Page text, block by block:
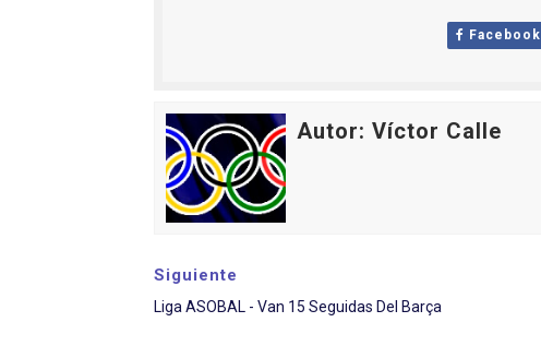
Facebook
Autor: Víctor Calle
Siguiente
Liga ASOBAL - Van 15 Seguidas Del Barça